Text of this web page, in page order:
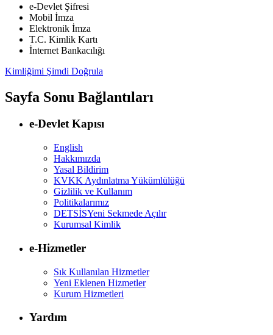
e-Devlet Şifresi
Mobil İmza
Elektronik İmza
T.C. Kimlik Kartı
İnternet Bankacılığı
Kimliğimi Şimdi Doğrula
Sayfa Sonu Bağlantıları
e-Devlet Kapısı
English
Hakkımızda
Yasal Bildirim
KVKK Aydınlatma Yükümlülüğü
Gizlilik ve Kullanım
Politikalarımız
DETSİSYeni Sekmede Açılır
Kurumsal Kimlik
e-Hizmetler
Sık Kullanılan Hizmetler
Yeni Eklenen Hizmetler
Kurum Hizmetleri
Yardım